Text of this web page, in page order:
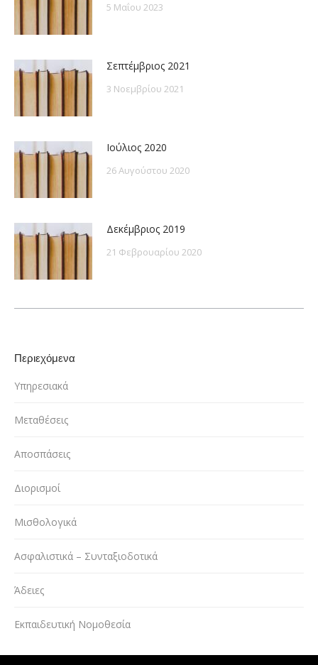
5 Μαΐου 2023
Σεπτέμβριος 2021
3 Νοεμβρίου 2021
Ιούλιος 2020
26 Αυγούστου 2020
Δεκέμβριος 2019
21 Φεβρουαρίου 2020
Περιεχόμενα
Υπηρεσιακά
Μεταθέσεις
Αποσπάσεις
Διορισμοί
Μισθολογικά
Ασφαλιστικά – Συνταξιοδοτικά
Άδειες
Εκπαιδευτική Νομοθεσία